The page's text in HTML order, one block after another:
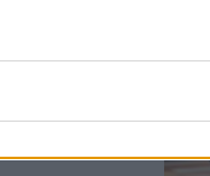
el
su